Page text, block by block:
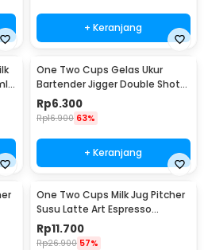
+ Keranjang
-
One Two Cups Gelas Ukur
Bartender Jigger Double Shot
15ml and 30ml - LE2
Rp6.300
Rp16.900 63%
+ Keranjang
One Two Cups Milk Jug Pitcher
Susu Latte Art Espresso
Stainless Steel 1oz - S06HG
Rp11.700
Rp26.900 57%